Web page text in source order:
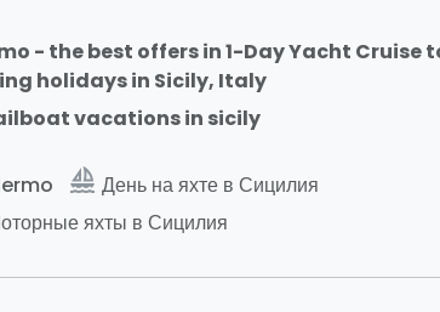
- the best offers in 1-Day Yacht Cruise
holidays in Sicily, Italy
vacations in sicily
sailing День на яхте в Сицилия
яхты в Сицилия